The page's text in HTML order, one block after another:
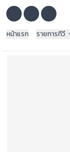
หน้าแรก
รายการทีวี